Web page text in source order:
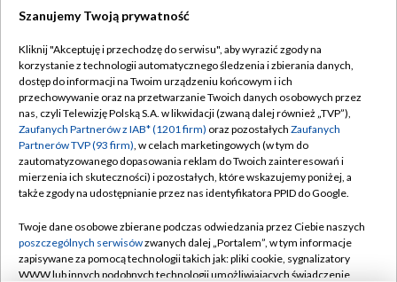
TVP
Abonament TVP
Emisja w TVP
Centrum informacji TVP
Naziemna Telewizja Cyfrowa
Rada Programowa
System NOS
Regulamin TVP
Polityka prywatności
Moje zgody
Pomoc
Kontakt
Szanujemy Twoją prywatność
Kliknij "Akceptuję i przechodzę do serwisu", aby wyrazić zgody na
korzystanie z technologii automatycznego śledzenia i zbierania danych,
dostęp do informacji na Twoim urządzeniu końcowym i ich
przechowywanie oraz na przetwarzanie Twoich danych osobowych przez
nas, czyli Telewizję Polską S.A. w likwidacji (zwaną dalej również „TVP”),
Zaufanych Partnerów z IAB* (1201 firm) oraz pozostałych Zaufanych
Partnerów TVP (93 firm), w celach marketingowych (w tym do
zautomatyzowanego dopasowania reklam do Twoich zainteresowań i
mierzenia ich skuteczności) i pozostałych, które wskazujemy poniżej, a
także zgody na udostępnianie przez nas identyfikatora PPID do Google.
Twoje dane osobowe zbierane podczas odwiedzania przez Ciebie naszych
poszczególnych serwisówzwanych dalej „Portalem”, w tym informacje
zapisywane za pomocą technologii takich jak: pliki cookie, sygnalizatory
WWW lub innych podobnych technologii umożliwiających świadczenie